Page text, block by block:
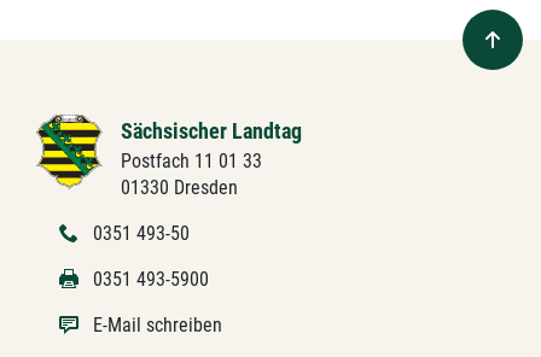
Sächsischer Landtag
Postfach 11 01 33
01330 Dresden
0351 493-50
0351 493-5900
E-Mail schreiben